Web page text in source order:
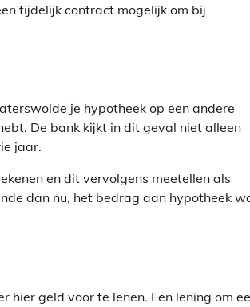
tijdelijk contract mogelijk om bij
je hypotheek op een andere
De bank kijkt in dit geval niet alleen
jaar.
en dit vervolgens meetellen als
dan nu, het bedrag aan hypotheek
hier geld voor te lenen. Een lening om